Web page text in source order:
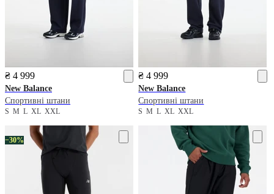
₴ 4 999
New Balance
Спортивні штани
S M L XL XXL
₴ 4 999
New Balance
Спортивні штани
SMLXLXXL
−30%